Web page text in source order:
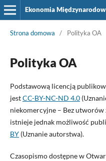
Ekonomia
Strona domowa / Polityka OA
Polityka OA
Podstawową licencją
jestCC-BY-NC-ND 4.0
niekomercyjne – Bez
istnieje jednak możliwość
BY(Uznanie autorstwa).
Czasopismo dostępne w